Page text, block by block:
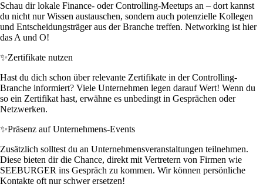
Schau dir lokale Finance- oder Controlling-Meetups an – dort kannst
du nicht nur Wissen austauschen, sondern auch potenzielle Kollegen
und Entscheidungsträger aus der Branche treffen. Networking ist hier
das A und O!
✨Zertifikate nutzen
Hast du dich schon über relevante Zertifikate in der Controlling-
Branche informiert? Viele Unternehmen legen darauf Wert! Wenn du
so ein Zertifikat hast, erwähne es unbedingt in Gesprächen oder
Netzwerken.
✨Präsenz auf Unternehmens-Events
Zusätzlich solltest du an Unternehmensveranstaltungen teilnehmen.
Diese bieten dir die Chance, direkt mit Vertretern von Firmen wie
SEEBURGER ins Gespräch zu kommen. Wir können persönliche
Kontakte oft nur schwer ersetzen!